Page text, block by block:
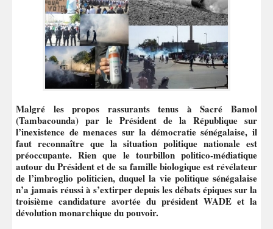
Malgré les propos rassurants tenus à Sacré Bamol
(Tambacounda) par le Président de la République sur
l’inexistence de menaces sur la démocratie sénégalaise, il
faut reconnaître que la situation politique nationale est
préoccupante. Rien que le tourbillon politico-médiatique
autour du Président et de sa famille biologique est révélateur
de l’imbroglio politicien, duquel la vie politique sénégalaise
n’a jamais réussi à s’extirper depuis les débats épiques sur la
troisième candidature avortée du président WADE et la
dévolution monarchique du pouvoir.